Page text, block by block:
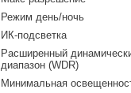
Режим день/ночь
ИК-подсветка
Расширенный
диапазон (WDR)
Минимальная